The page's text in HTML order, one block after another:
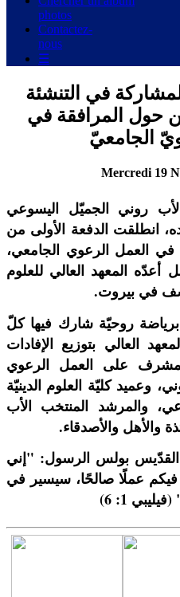
photos
Contactez-
nous
☰
في التنشئة
حول المرافقة في
الجامعيّ
Mercredi 19
روني الجميّل اليسوعي
انطلقت الدفعة الأولى من
في العمل الرعوي الجامعي،
المعهد العالي للعلوم
في بيروت.
روحيّة شارك فيها كلّ
العالي بتوزيع الإفادات
على العمل الرعوي
وعميد كليّة العلوم الدينيّة
والمرشد المنتخب الأب
والأهل والأصدقاء.
بولس الرسول: "إني
عملًا صالحًا، سيسير في
1: 6)